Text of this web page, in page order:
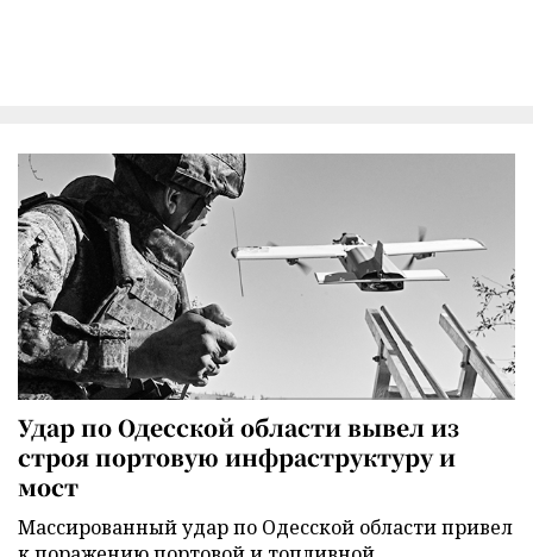
Удар по Одесской области вывел из
строя портовую инфраструктуру и
мост
Массированный удар по Одесской области привел